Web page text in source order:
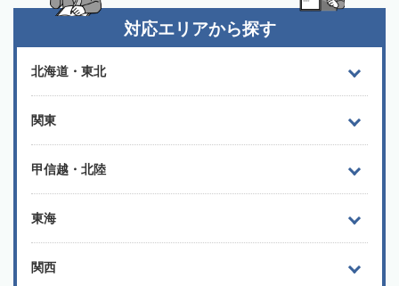
対応エリアから探す
北海道・東北
関東
甲信越・北陸
東海
関西